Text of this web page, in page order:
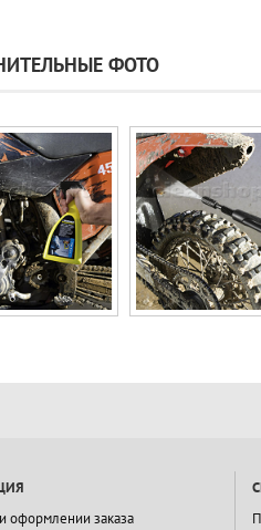
ФОТО
оформлении заказа